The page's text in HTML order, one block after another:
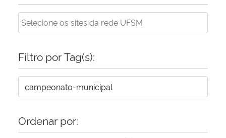
Controladoria-Geral da União
Secretaria-Geral
Gabinete de Segurança Institucional
Filtro por Tag(s):
Ordenar por: